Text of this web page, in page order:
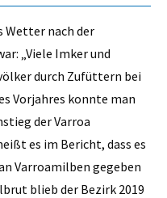
Wetter nach der
„Viele Imker und
durch Zufüttern bei
Vorjahres konnte man
der Varroa
es im Bericht, dass es
Varroamilben gegeben
blieb der Bezirk 2019